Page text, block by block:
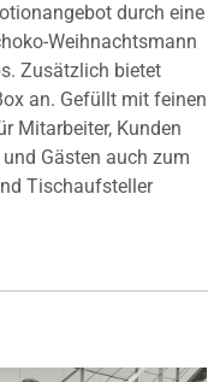
durch eine
Weihnachtsmann
Zusätzlich bietet
an. Gefüllt mit feinen
Mitarbeiter, Kunden
Gästen auch zum
Tischaufsteller